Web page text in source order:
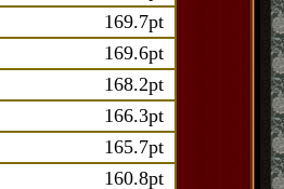
169.7pt
169.6pt
168.2pt
166.3pt
165.7pt
160.8pt